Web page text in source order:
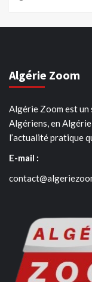
Algérie Zoom
Algérie Zoom est un
Algériens, en
l’actualité pratique
E-mail :